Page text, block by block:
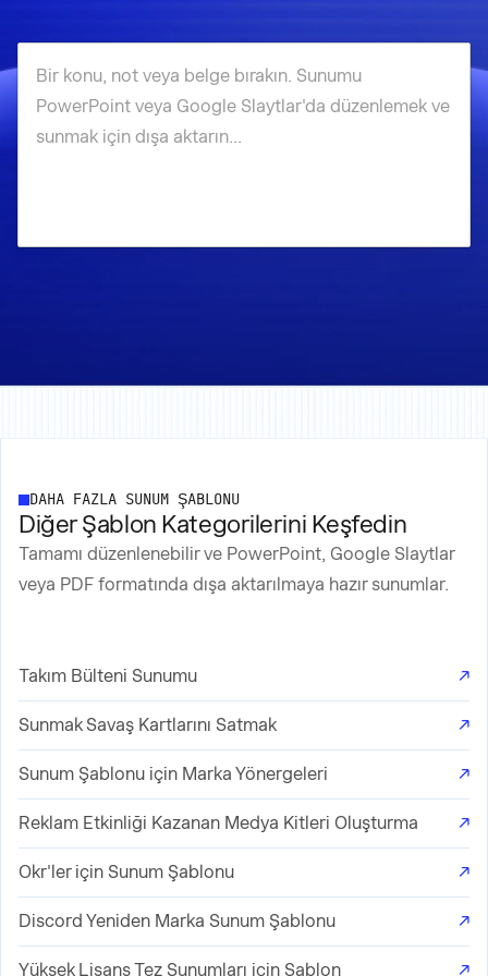
DAHA FAZLA SUNUM ŞABLONU
Diğer Şablon Kategorilerini Keşfedin
Tamamı düzenlenebilir ve PowerPoint, Google Slaytlar
veya PDF formatında dışa aktarılmaya hazır sunumlar.
Takım Bülteni Sunumu ↗
Sunmak Savaş Kartlarını Satmak ↗
Sunum Şablonu için Marka Yönergeleri ↗
Reklam Etkinliği Kazanan Medya Kitleri Oluşturma ↗
Okr'ler için Sunum Şablonu ↗
Discord Yeniden Marka Sunum Şablonu ↗
Yüksek Lisans Tez Sunumları için Şablon ↗